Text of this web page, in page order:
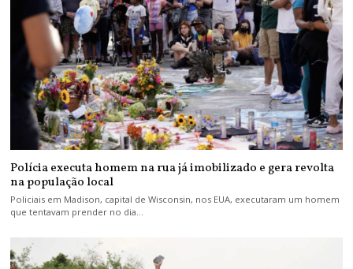
Polícia executa homem na rua já imobilizado e gera revolta
na população local
Policiais em Madison, capital de Wisconsin, nos EUA, executaram um homem
que tentavam prender no dia…